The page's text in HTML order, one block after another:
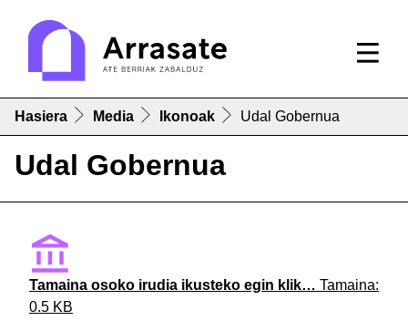
Hasiera Media Ikonoak Udal Gobernua
Udal Gobernua
Tamaina osoko irudia ikusteko egin klik… Tamaina:
0.5 KB